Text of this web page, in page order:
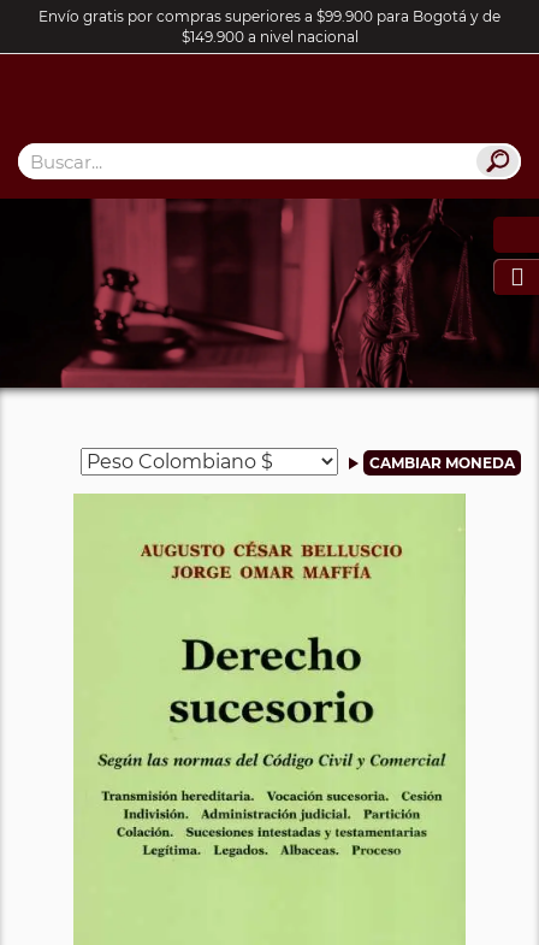
Envío gratis por compras superiores a $99.900 para Bogotá y de
$149.900 a nivel nacional
